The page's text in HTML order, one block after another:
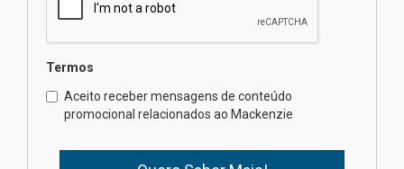
04.08.2026
internacionais
03.08.2026
Termos
Aceito receber mensagens de conteúdo
promocional relacionados ao Mackenzie